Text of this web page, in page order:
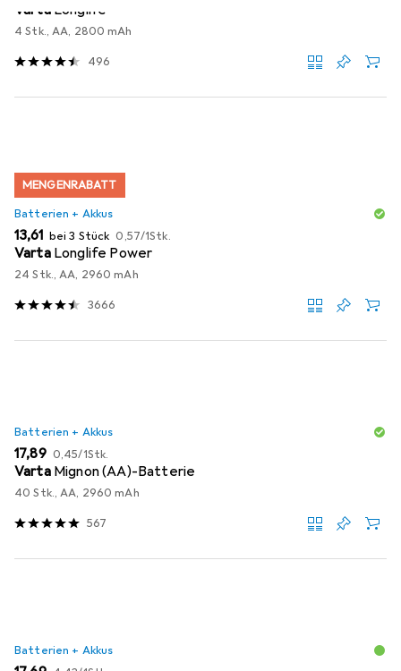
Varta Longlife
4 Stk., AA, 2800 mAh
496
MENGENRABATT
Batterien + Akkus
EUR
13,61 bei 3 Stück EUR
0,57/1Stk.
Varta Longlife Power
24 Stk., AA, 2960 mAh
3666
Batterien + Akkus
EUR
17,89 EUR
0,45/1Stk.
Varta Mignon (AA)-Batterie
40 Stk., AA, 2960 mAh
567
Batterien + Akkus